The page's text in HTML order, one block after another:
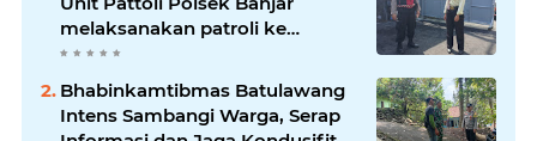
melaksanakan patroli ke
tempat-tempat keramaian di
wilayah hukum
Bhabinkamtibmas Batulawang
Intens Sambangi Warga, Serap